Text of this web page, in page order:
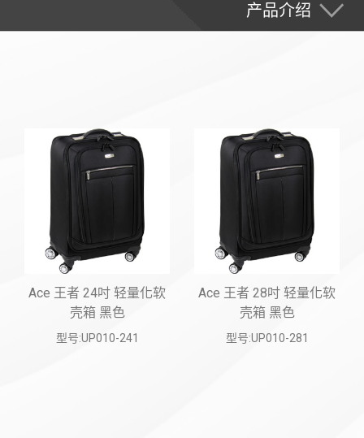
产品介绍
Ace 王者 24吋 轻量化软
壳箱 黑色
型号:UP010-241
Ace 王者 28吋 轻量化软
壳箱 黑色
型号:UP010-281